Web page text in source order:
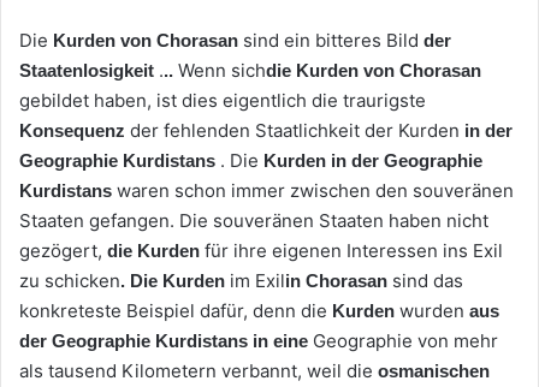
l
Die Kurden von Chorasan sind ein bitteres Bild der
Staatenlosigkeit ... Wenn sichdie Kurden von Chorasan
gebildet haben, ist dies eigentlich die traurigste
Konsequenz der fehlenden Staatlichkeit der Kurden in der
Geographie Kurdistans . Die Kurden in der Geographie
Kurdistans waren schon immer zwischen den souveränen
Staaten gefangen. Die souveränen Staaten haben nicht
gezögert, die Kurden für ihre eigenen Interessen ins Exil
zu schicken. Die Kurden im Exilin Chorasan sind das
konkreteste Beispiel dafür, denn die Kurden wurden aus
der Geographie Kurdistans in eine Geographie von mehr
als tausend Kilometern verbannt, weil die osmanischen